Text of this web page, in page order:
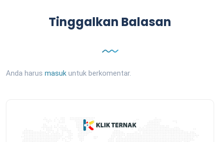
Tinggalkan Balasan
Anda harus masuk untuk berkomentar.